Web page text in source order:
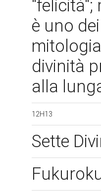
"felicità";
è uno
divinità
alla
12H13
Sette